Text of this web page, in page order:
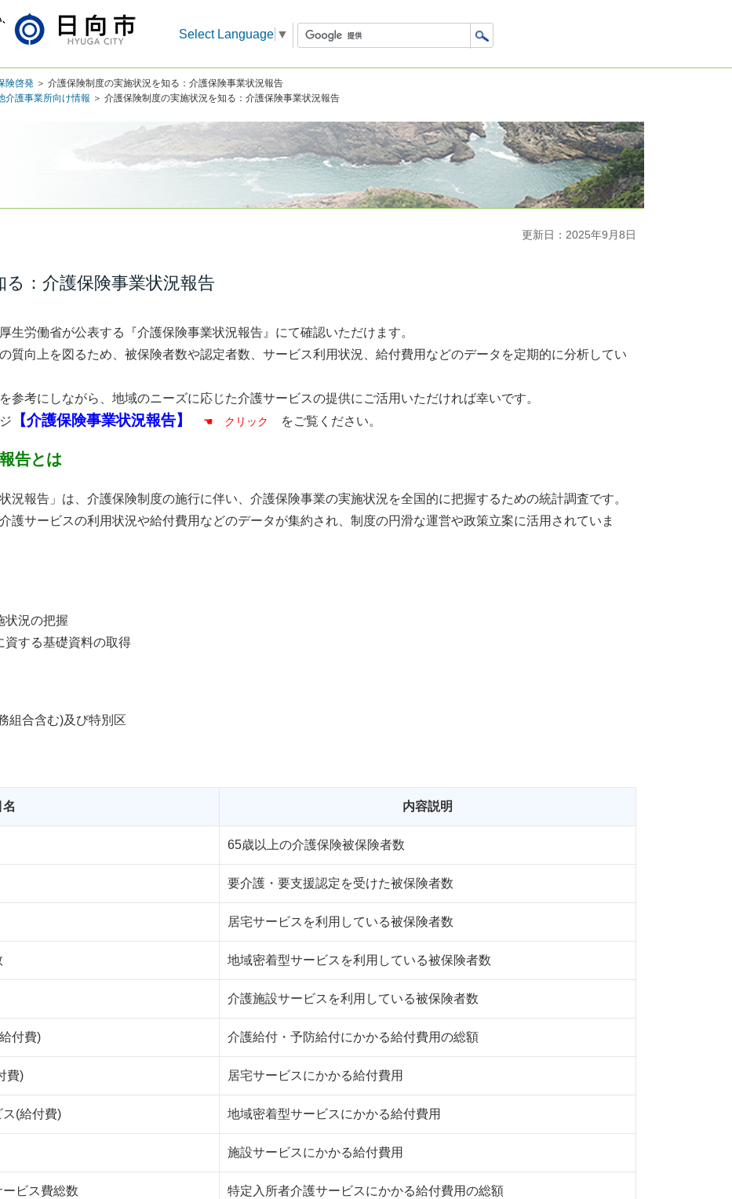
Select Language ▼
険啓発 ＞ 介護保険制度の実施状況を知る：介護保険事業状況報告
介護事業所向け情報 ＞ 介護保険制度の実施状況を知る：介護保険事業状況報告
更新日：2025年9月8日
：介護保険事業状況報告
労働省が公表する『介護保険事業状況報告』にて確認いただけます。
向上を図るため、被保険者数や認定者数、サービス利用状況、給付費用などのデータを定期的に分析してい
考にしながら、地域のニーズに応じた介護サービスの提供にご活用いただければ幸いです。
【介護保険事業状況報告】 ☚ クリック をご覧ください。
告とは
報告」は、介護保険制度の施行に伴い、介護保険事業の実施状況を全国的に把握するための統計調査です。
護サービスの利用状況や給付費用などのデータが集約され、制度の円滑な運営や政策立案に活用されていま
状況の把握
資する基礎資料の取得
組合含む)及び特別区
内容説明
65歳以上の介護保険被保険者数
要介護・要支援認定を受けた被保険者数
居宅サービスを利用している被保険者数
地域密着型サービスを利用している被保険者数
介護施設サービスを利用している被保険者数
付費) 介護給付・予防給付にかかる給付費用の総額
費) 居宅サービスにかかる給付費用
(給付費) 地域密着型サービスにかかる給付費用
施設サービスにかかる給付費用
ビス費総数 特定入所者介護サービスにかかる給付費用の総額